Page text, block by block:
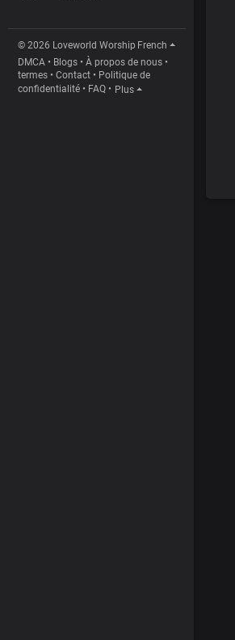
© 2026 Loveworld Worship French
DMCA • Blogs • À propos de nous •
termes • Contact • Politique de
confidentialité • FAQ • Plus